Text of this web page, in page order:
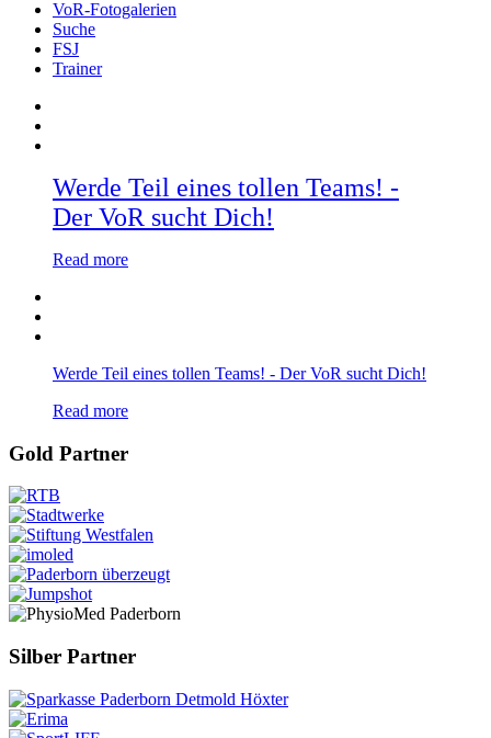
VoR-Fotogalerien
Suche
FSJ
Trainer
Werde Teil eines tollen Teams! -
Der VoR sucht Dich!
Read more
Werde Teil eines tollen Teams! - Der VoR sucht Dich!
Read more
Gold Partner
Silber Partner